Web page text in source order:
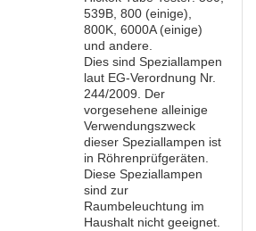
539B, 800 (einige),
800K, 6000A (einige)
und andere.
Dies sind Speziallampen
laut EG-Verordnung Nr.
244/2009. Der
vorgesehene alleinige
Verwendungszweck
dieser Speziallampen ist
in Röhrenprüfgeräten.
Diese Speziallampen
sind zur
Raumbeleuchtung im
Haushalt nicht geeignet.